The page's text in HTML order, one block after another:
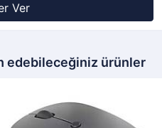
Ver
edebileceğiniz ürünler